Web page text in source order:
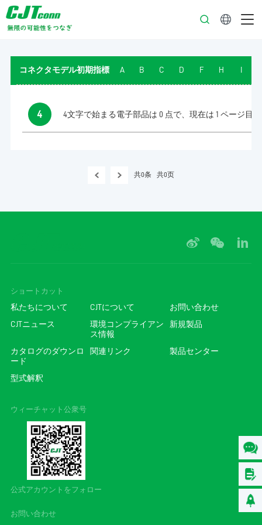
コネクタモデル初期指標 A B C D F H
4 4文字で始まる電子部品は 0 点で、現在は 1 ページ目
共0条 共0页
お問い合わせ
ショートカット
私たちについて CJTについて お問い合わせ
CJTニュース
環境コンプライアン
ス情報
新規製品
カタログのダウンロ
ード
関連リンク 製品センター
型式解釈
ウィーチャット公衆号
公式アカウントをフォロー